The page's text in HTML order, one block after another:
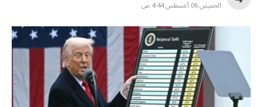
الخميس 06 أغسطس 4:44 ص